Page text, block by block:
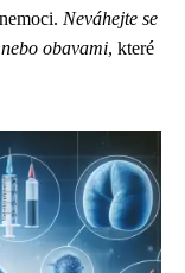
Neváhejte se
obavami, které